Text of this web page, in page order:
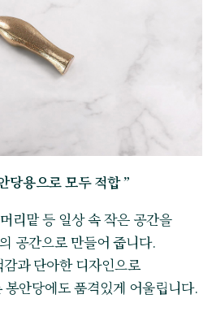
당용으로 모두 적합 ”
리맡 등 일상 속 작은 공간을
공간으로 만들어 줍니다.
과 단아한 디자인으로
안당에도 품격있게 어울립니다.